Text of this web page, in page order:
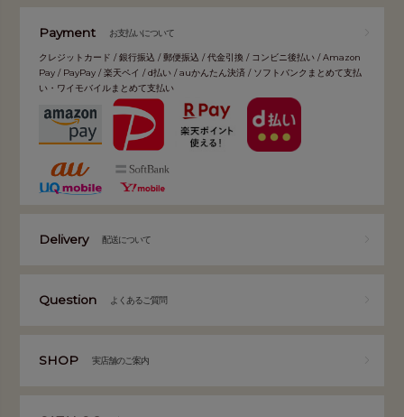
Payment お支払いについて
クレジットカード / 銀行振込 / 郵便振込 / 代金引換 / コンビニ後払い / Amazon
Pay / PayPay / 楽天ペイ / d払い / auかんたん決済 / ソフトバンクまとめて支払
い・ワイモバイルまとめて支払い
Delivery 配送について
Question よくあるご質問
SHOP 実店舗のご案内